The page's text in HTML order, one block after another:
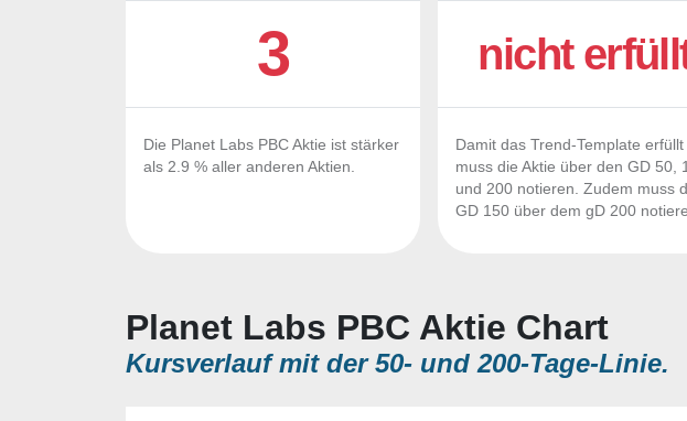
3
Die Planet Labs PBC Aktie ist stärker
als 2.9 % aller anderen Aktien.
nicht
Damit das Trend-Template erfüllt
muss die Aktie über den GD 50,
und 200 notieren. Zudem muss
GD 150 über dem gD 200
Planet Labs PBC Aktie Chart
Kursverlauf mit der 50- und 200-Tage-Linie.